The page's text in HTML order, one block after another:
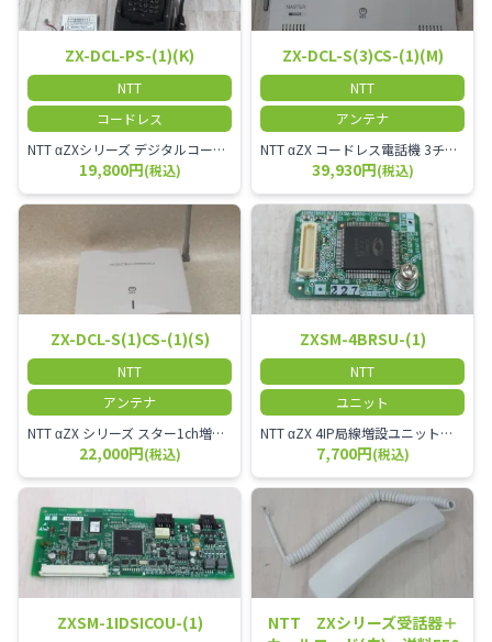
ZX-DCL-PS-(1)(K)
NTT
コードレス
NTT αZXシリーズ デジタルコードレス電話機（黒） 倉庫や工場など、オフィスから離れて仕事をする方に適しています。 コードレス単体では使用できないので、別途、専用の主装置及びアンテナが必要です。
19,800円(税込)
ZX-DCL-S(3)CS-(1)(M)
NTT
アンテナ
NTT αZX コードレス電話機 3チャンネル用 接続装置 マスター デジタルコードレス（ZX-DCL-PS等）の専用管理用アンテナです。
39,930円(税込)
ZX-DCL-S(1)CS-(1)(S)
NTT
アンテナ
NTT αZX シリーズ スター1ch増設接続装置 コードレス接続用アンテナ ZX-DCL-S1CS-1M ZX-DCL-PS等と組み合わせて使用します。 ZX-DCL-PSを複数台接続できますが同時に通話できるのは１台のみです。
22,000円(税込)
ZXSM-4BRSU-(1)
NTT
ユニット
NTT αZX 4IP局線増設ユニット ひかり電話オフィスタイプで4ch以上にしたい場合必要となるユニットです。
7,700円(税込)
ZXSM-1IDSICOU-(1)
NTT ZXシリーズ受話器＋